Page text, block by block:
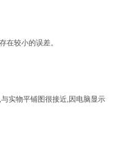
较小的误差。
实物平铺图很接近,因电脑显示